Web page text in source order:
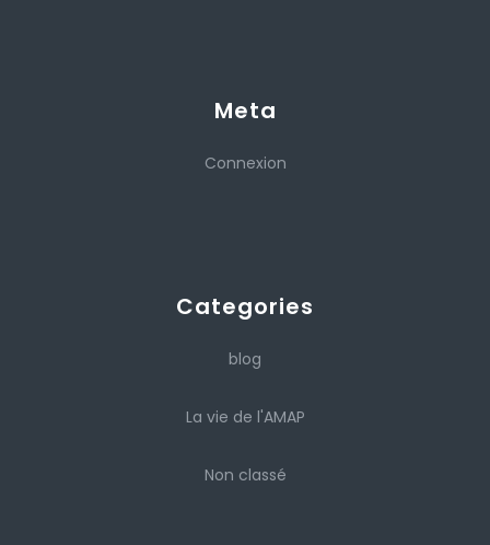
Meta
Connexion
Categories
blog
La vie de l'AMAP
Non classé